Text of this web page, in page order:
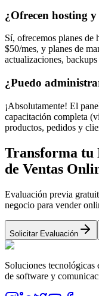
¿Ofrecen hosting
Sí, ofrecemos planes de
$50/mes, y planes de
actualizaciones,
¿Puedo
¡Absolutamente! El
capacitación completa
productos, pedidos y
Transforma tu
de Ventas
Evaluación previa
negocio para vender
Solicitar Evaluación
Soluciones tecnológicas
de software y